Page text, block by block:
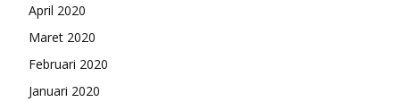
April 2020
Maret 2020
Februari 2020
Januari 2020